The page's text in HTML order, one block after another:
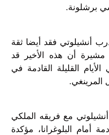
برشلونة.
أنشيلوتي فقد أيضا ثقة
مشيرة أن هذه الأخير قد
القليلة القادمة في
المرينغي.
مع فريقه الملكي
أمام البلوغرانا، مؤكدة